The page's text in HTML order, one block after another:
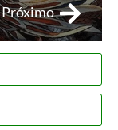
Próximo